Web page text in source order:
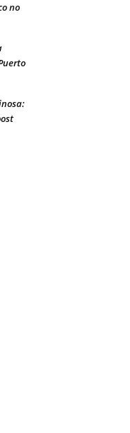
no